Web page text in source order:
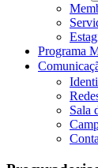
Programa
Sala